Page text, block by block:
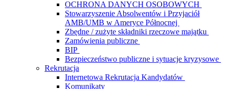
OCHRONA DANYCH OSOBOWYCH
Stowarzyszenie Absolwentów i Przyjaciół
AMB/UMB w Ameryce Północnej
Zbędne / zużyte składniki rzeczowe majątku
Zamówienia publiczne
BIP
Bezpieczeństwo publiczne i sytuacje kryzysowe
Rekrutacja
Internetowa Rekrutacja Kandydatów
Komunikaty